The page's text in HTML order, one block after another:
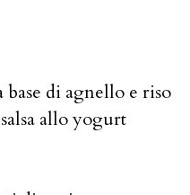
base di agnello e riso
allo yogurt